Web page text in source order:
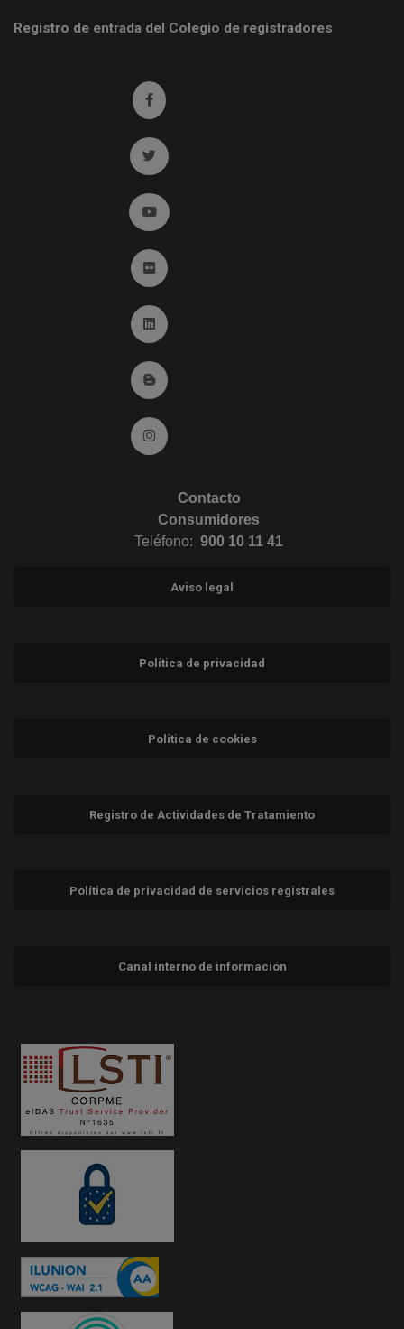
Registro de entrada del Colegio de registradores
Ir a facebook (abre en ventana nueva)
Ir a twitter (abre en ventana nueva)
Ir a YouTube (abre en ventana nueva)
Ir a Flickr (abre en ventana nueva)
Ir a Linkedin (abre en ventana nueva)
Ir al Blog (abre en ventana nueva)
Ir a Instagram (abre en ventana nueva)
Contacto
Consumidores
Teléfono: 900 10 11 41
Aviso legal
Política de privacidad
Política de cookies
Registro de Actividades de Tratamiento
Política de privacidad de servicios registrales
Canal interno de información